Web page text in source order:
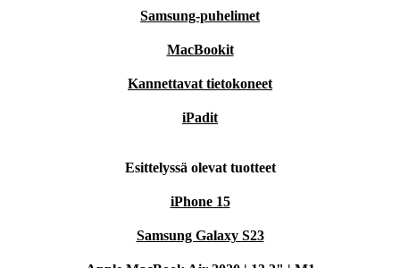
Samsung-puhelimet
MacBookit
Kannettavat tietokoneet
iPadit
Esittelyssä olevat tuotteet
iPhone 15
Samsung Galaxy S23